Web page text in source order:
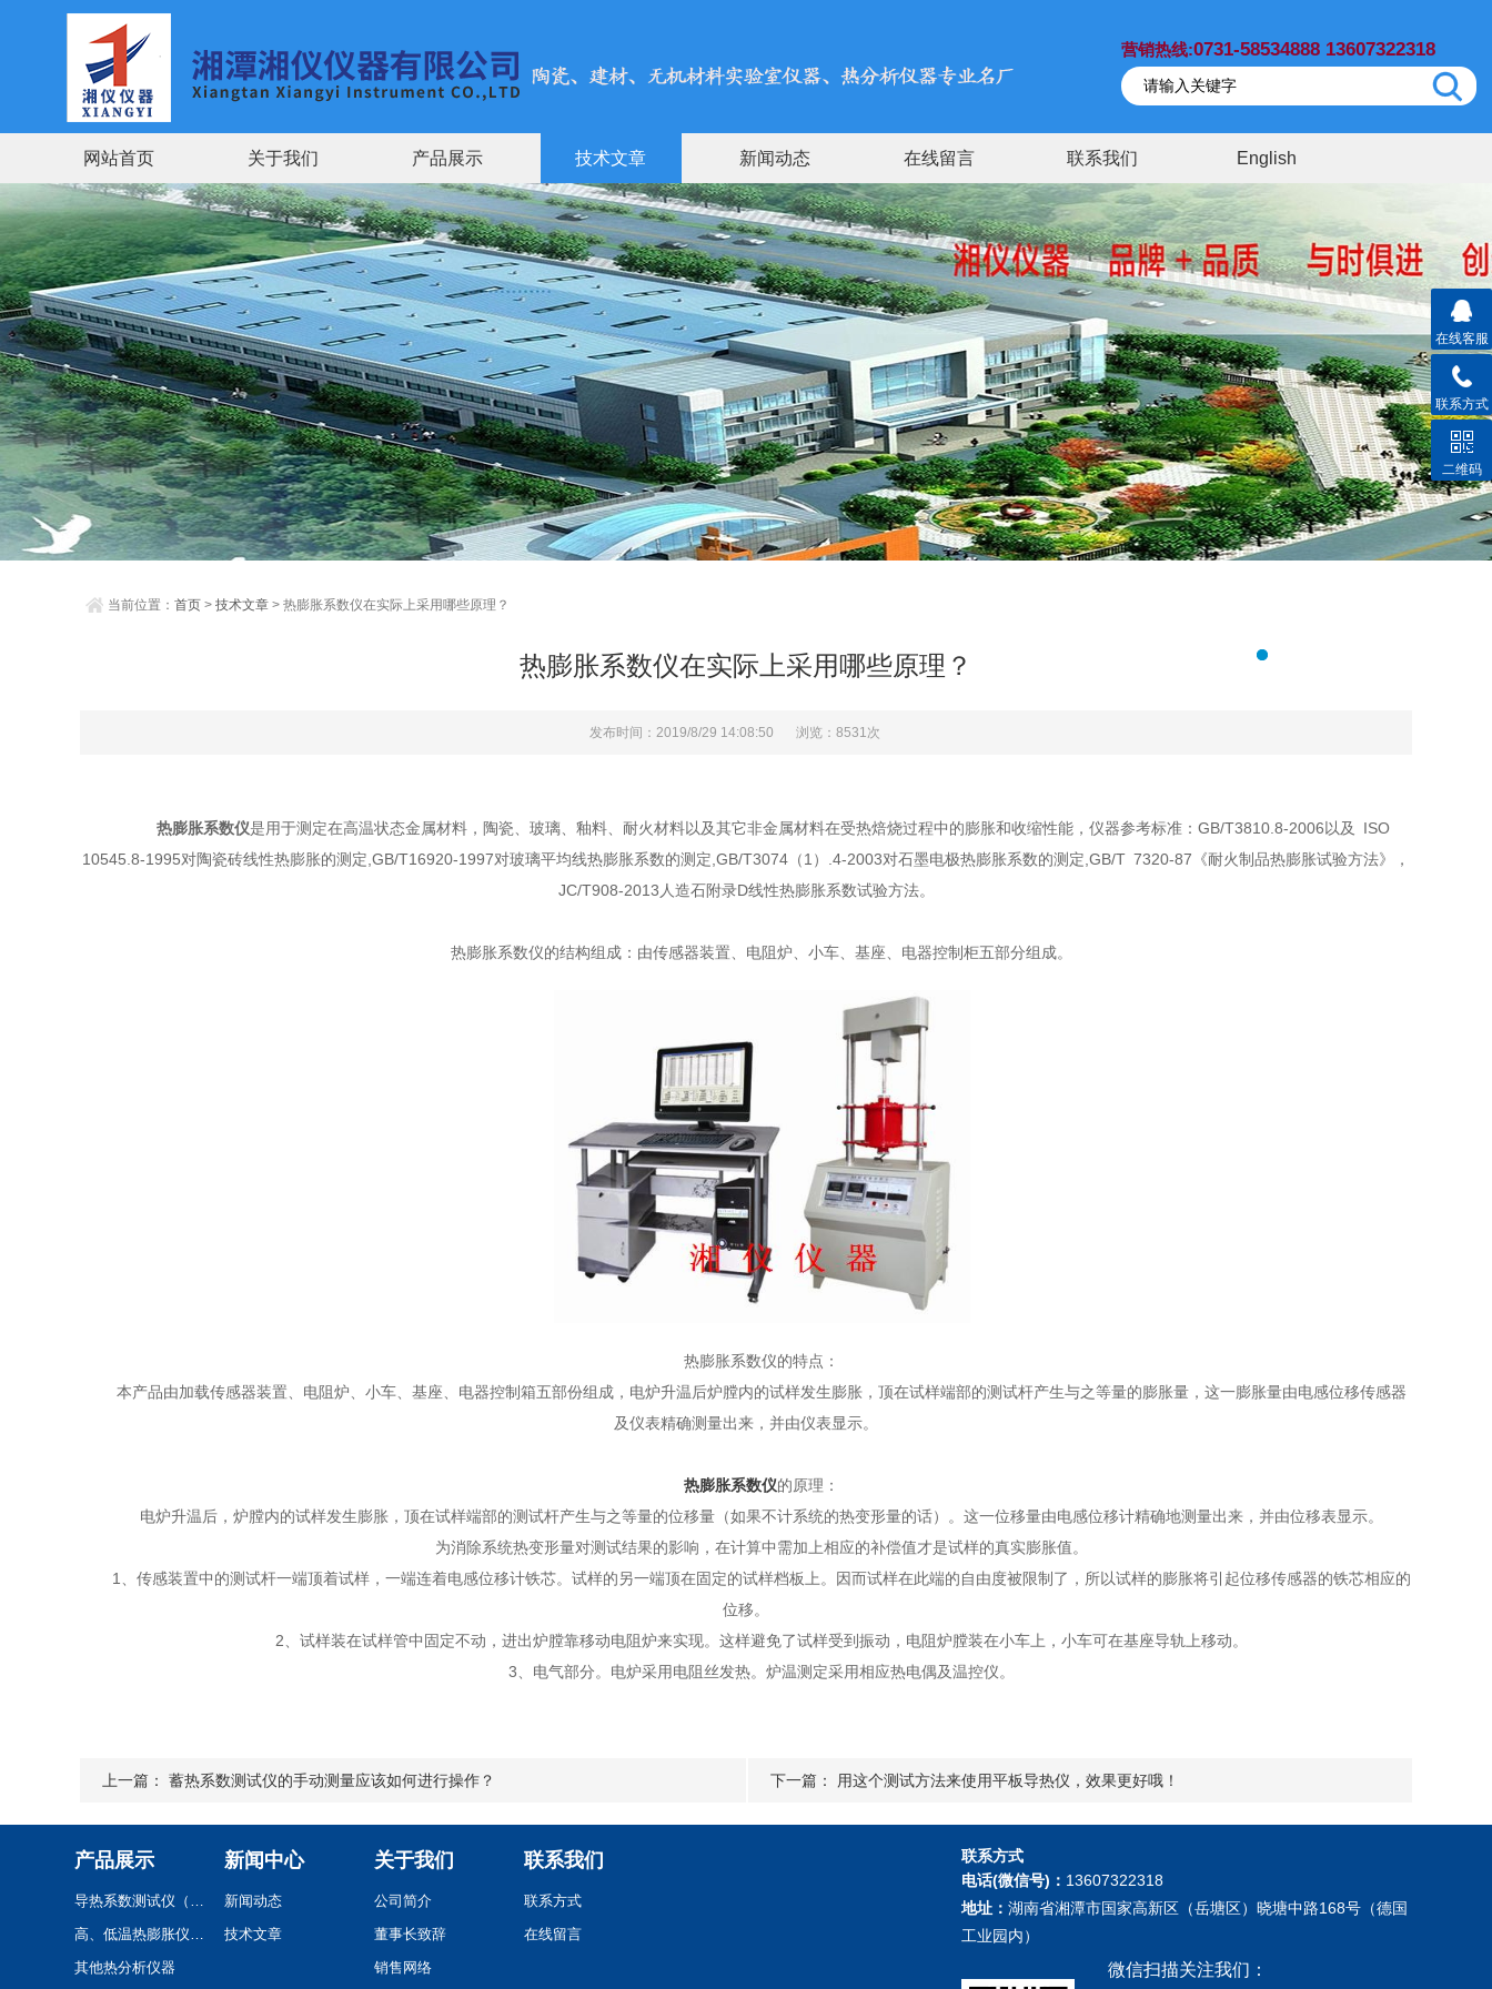
营销热线:0731-58534888 13607322318
网站首页 关于我们 产品展示 技术文章 新闻动态 在线留言 联系我们 English
当前位置： 首页 > 技术文章 > 热膨胀系数仪在实际上采用哪些原理？
热膨胀系数仪在实际上采用哪些原理？
发布时间：2019/8/29 14:08:50 浏览：8531次
热膨胀系数仪是用于测定在高温状态金属材料，陶瓷、玻璃、釉料、耐火材料以及其它非金属材料在受热焙烧过程中的膨胀和收缩性能，仪器参考标准：GB/T3810.8-2006以及 ISO
10545.8-1995对陶瓷砖线性热膨胀的测定,GB/T16920-1997对玻璃平均线热膨胀系数的测定,GB/T3074（1）.4-2003对石墨电极热膨胀系数的测定,GB/T 7320-87《耐火制品热膨胀试验方法》，
JC/T908-2013人造石附录D线性热膨胀系数试验方法。
热膨胀系数仪的结构组成：由传感器装置、电阻炉、小车、基座、电器控制柜五部分组成。
热膨胀系数仪的特点：
本产品由加载传感器装置、电阻炉、小车、基座、电器控制箱五部份组成，电炉升温后炉膛内的试样发生膨胀，顶在试样端部的测试杆产生与之等量的膨胀量，这一膨胀量由电感位移传感器
及仪表精确测量出来，并由仪表显示。
热膨胀系数仪的原理：
电炉升温后，炉膛内的试样发生膨胀，顶在试样端部的测试杆产生与之等量的位移量（如果不计系统的热变形量的话）。这一位移量由电感位移计精确地测量出来，并由位移表显示。
为消除系统热变形量对测试结果的影响，在计算中需加上相应的补偿值才是试样的真实膨胀值。
1、传感装置中的测试杆一端顶着试样，一端连着电感位移计铁芯。试样的另一端顶在固定的试样档板上。因而试样在此端的自由度被限制了，所以试样的膨胀将引起位移传感器的铁芯相应的
位移。
2、试样装在试样管中固定不动，进出炉膛靠移动电阻炉来实现。这样避免了试样受到振动，电阻炉膛装在小车上，小车可在基座导轨上移动。
3、电气部分。电炉采用电阻丝发热。炉温测定采用相应热电偶及温控仪。
上一篇： 蓄热系数测试仪的手动测量应该如何进行操作？ 下一篇： 用这个测试方法来使用平板导热仪，效果更好哦！
产品展示
导热系数测试仪（系列）
高、低温热膨胀仪(系列)
其他热分析仪器
新闻中心
新闻动态
技术文章
关于我们
公司简介
董事长致辞
销售网络
联系我们
联系方式
在线留言
联系方式
电话(微信号)： 13607322318
地址： 湖南省湘潭市国家高新区（岳塘区）晓塘中路168号（德国
工业园内）
微信扫描关注我们：
在线客服
联系方式
二维码